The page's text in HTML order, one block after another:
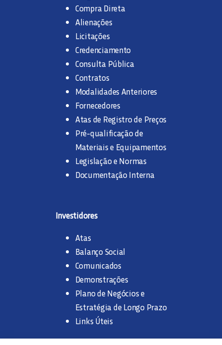
Compra Direta
Alienações
Licitações
Credenciamento
Consulta Pública
Contratos
Modalidades Anteriores
Fornecedores
Atas de Registro de Preços
Pré-qualificação de
Materiais e Equipamentos
Legislação e Normas
Documentação Interna
Investidores
Atas
Balanço Social
Comunicados
Demonstrações
Plano de Negócios e
Estratégia de Longo Prazo
Links Úteis